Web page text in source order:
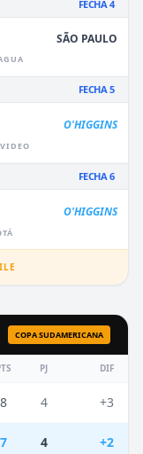
FECHA 4
SÃO PAULO
FECHA 5
O'HIGGINS
FECHA 6
O'HIGGINS
COPA SUDAMERICANA
PJ DIF
8 4 +3
7 4 +2